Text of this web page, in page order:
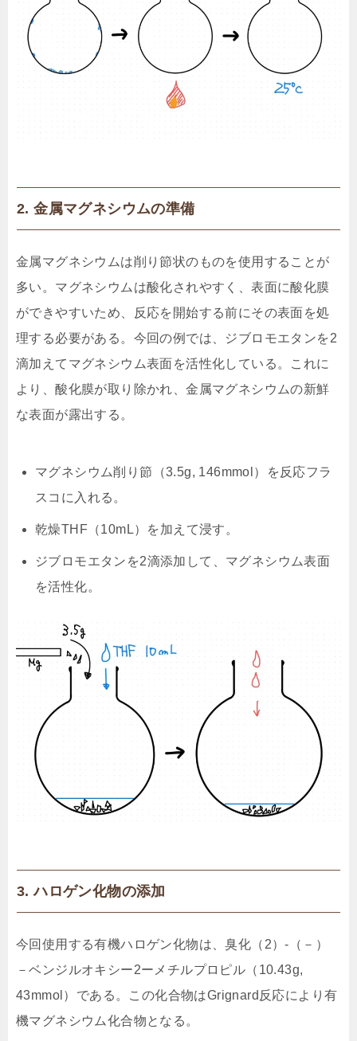
2. 金属マグネシウムの準備
金属マグネシウムは削り節状のものを使用することが
多い。マグネシウムは酸化されやすく、表面に酸化膜
ができやすいため、反応を開始する前にその表面を処
理する必要がある。今回の例では、ジブロモエタンを2
滴加えてマグネシウム表面を活性化している。これに
より、酸化膜が取り除かれ、金属マグネシウムの新鮮
な表面が露出する。
マグネシウム削り節（3.5g, 146mmol）を反応フラ
スコに入れる。
乾燥THF（10mL）を加えて浸す。
ジブロモエタンを2滴添加して、マグネシウム表面
を活性化。
3. ハロゲン化物の添加
今回使用する有機ハロゲン化物は、臭化（2）-（－）
－ベンジルオキシー2ーメチルプロピル（10.43g,
43mmol）である。この化合物はGrignard反応により有
機マグネシウム化合物となる。